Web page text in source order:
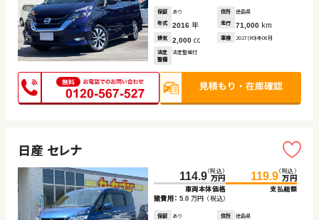
保証 あり 住所
徳島県
年式
2016 年 走行 71,000 km
排気 2,000 cc 車検 2027(R9)年08月
法定
整備
法定整備付
日産 セレナ
114.9（税込）
万円
車両本体価格
119.9（税込）
万円
支払総額
諸費用： 5.0 万円 （税込）
保証 あり 住所 徳島県